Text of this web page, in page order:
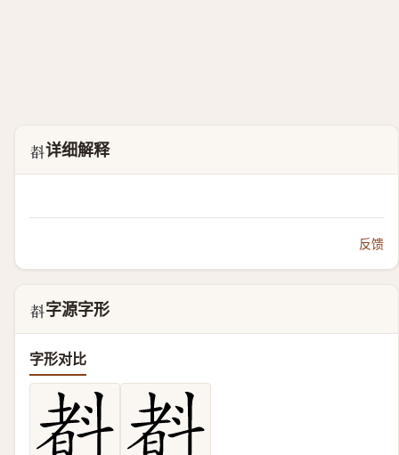
𣂃详细解释
反馈
𣂃 字源字形
字形对比